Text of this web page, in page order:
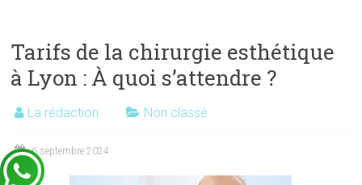
Tarifs de la chirurgie esthétique
à Lyon : À quoi s’attendre ?
La rédaction Non classé
6 septembre 2024